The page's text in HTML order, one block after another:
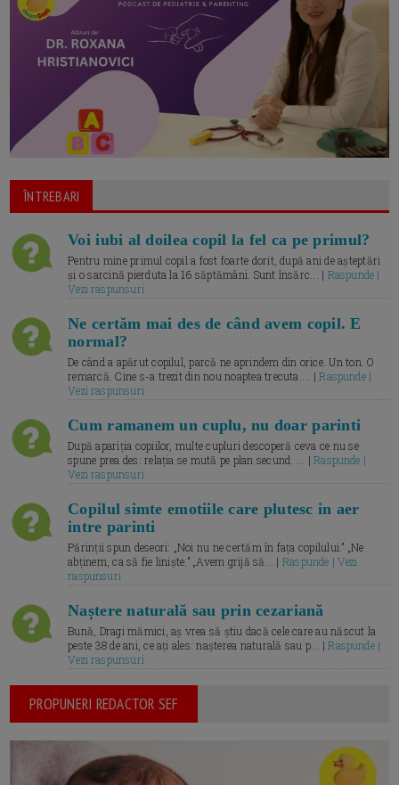
ÎNTREBARI
Voi iubi al doilea copil la fel ca pe primul?
Pentru mine primul copil a fost foarte dorit, după ani de așteptări
și o sarcină pierduta la 16 săptămâni. Sunt însărc... | Raspunde |
Vezi raspunsuri
Ne certăm mai des de când avem copil. E
normal?
De când a apărut copilul, parcă ne aprindem din orice. Un ton. O
remarcă. Cine s-a trezit din nou noaptea trecuta.... |Raspunde |
Vezi raspunsuri
Cum ramanem un cuplu, nu doar parinti
După apariția copiilor, multe cupluri descoperă ceva ce nu se
spune prea des: relația se mută pe plan secund. ... |Raspunde |
Vezi raspunsuri
Copilul simte emotiile care plutesc in aer
intre parinti
Părinții spun deseori: „Noi nu ne certăm în fața copilului.” „Ne
abținem, ca să fie liniște.” „Avem grijă să... | Raspunde | Vezi
raspunsuri
Naștere naturală sau prin cezariană
Bună, Dragi mămici, aș vrea să știu dacă cele care au născut la
peste 38 de ani, ce ați ales: nașterea naturală sau p... |Raspunde |
Vezi raspunsuri
PROPUNERI REDACTOR SEF